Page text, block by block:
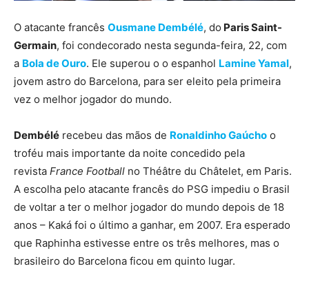
O atacante francês Ousmane Dembélé, do Paris Saint-
Germain, foi condecorado nesta segunda-feira, 22, com
a Bola de Ouro. Ele superou o o espanhol Lamine Yamal,
jovem astro do Barcelona, para ser eleito pela primeira
vez o melhor jogador do mundo.
Dembélé recebeu das mãos de Ronaldinho Gaúcho o
troféu mais importante da noite concedido pela
revista France Football no Théâtre du Châtelet, em Paris.
A escolha pelo atacante francês do PSG impediu o Brasil
de voltar a ter o melhor jogador do mundo depois de 18
anos – Kaká foi o último a ganhar, em 2007. Era esperado
que Raphinha estivesse entre os três melhores, mas o
brasileiro do Barcelona ficou em quinto lugar.